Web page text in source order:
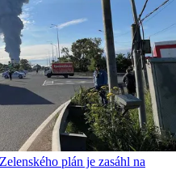
plán je zasáhl na